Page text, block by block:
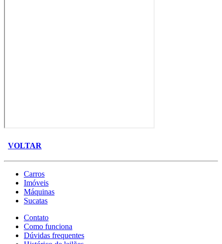
VOLTAR
Carros
Imóveis
Máquinas
Sucatas
Contato
Como funciona
Dúvidas frequentes